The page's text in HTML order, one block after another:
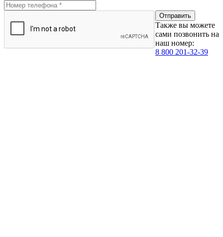
Также вы можете
сами позвонить на
наш номер:
8 800 201-32-39